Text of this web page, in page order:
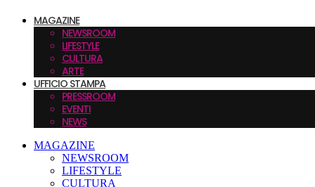
MAGAZINE
NEWSROOM
LIFESTYLE
CULTURA
ARTE
UFFICIO STAMPA
PRESSROOM
EVENTI
NEWS
MAGAZINE
NEWSROOM
LIFESTYLE
CULTURA